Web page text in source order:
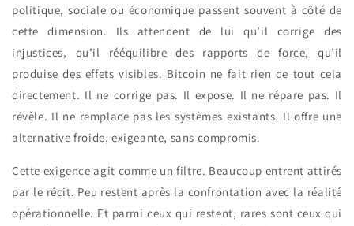
politique, sociale ou économique passent souvent à côté de
cette dimension. Ils attendent de lui qu’il corrige des
injustices, qu’il rééquilibre des rapports de force, qu’il
produise des effets visibles. Bitcoin ne fait rien de tout cela
directement. Il ne corrige pas. Il expose. Il ne répare pas. Il
révèle. Il ne remplace pas les systèmes existants. Il offre une
alternative froide, exigeante, sans compromis.
Cette exigence agit comme un filtre. Beaucoup entrent attirés
par le récit. Peu restent après la confrontation avec la réalité
opérationnelle. Et parmi ceux qui restent, rares sont ceux qui